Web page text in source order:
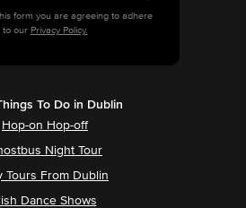
form you are agreeing to adhere
to our Privacy Policy.
To Do in Dublin
Hop-on Hop-off
Night Tour
Tours From Dublin
Dance Shows